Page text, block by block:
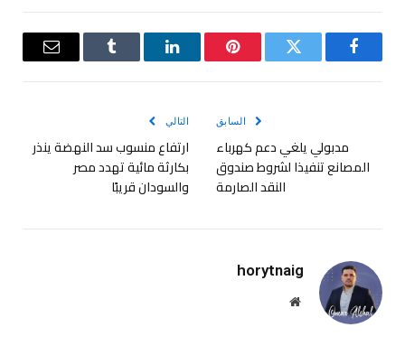
فيسبوك تويتر بينتيريستلينكدإن Tumblr
البريد
السابق
مدبولي يلغي دعم كهرباء
المصانع تنفيذا لشروط صندوق
النقد الصارمة
التالي
ارتفاع منسوب سد النهضة ينذر
بكارثة مائية تهدد مصر
والسودان قريبًا
horytnaig
موقع